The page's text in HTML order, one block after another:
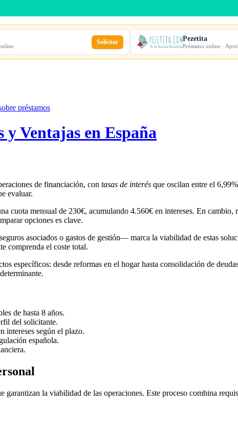
Solicitar Pezetita
Préstamo online ·
préstamos
Ventajas en España
de financiación, con tasas de interés que oscilan entre el
evaluar.
cuota mensual de 230€, acumulando 4.560€ en intereses. En
opciones es clave.
asociados o gastos de gestión— marca la viabilidad de estas
comprenda el coste total.
específicos: desde reformas en el hogar hasta consolidación de
de hasta 8 años.
del solicitante.
intereses según el plazo.
española.
la viabilidad de las operaciones. Este proceso combina